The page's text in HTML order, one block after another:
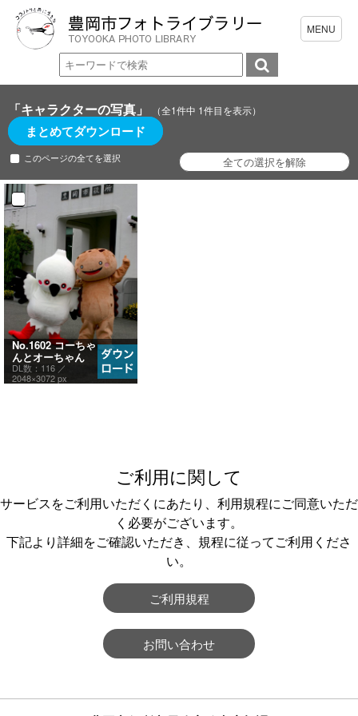
「キャラクターの写真」 （全1件中 1件目を表示）
まとめてダウンロード
このページの全てを選択
No.1602 コーちゃ
んとオーちゃん
DL数：116 ／
2048×3072 px
ご利用に関して
サービスをご利用いただくにあたり、利用規程にご同意いただ
く必要がございます。
下記より詳細をご確認いただき、規程に従ってご利用くださ
い。
ご利用規程
お問い合わせ